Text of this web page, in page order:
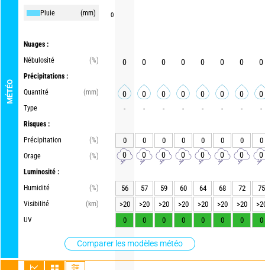
MÉTÉO
Pluie (mm)
Nuages :
Nébulosité
(%)
Précipitations :
Quantité
(mm)
Type
Risques :
Précipitation
(%)
Orage
(%)
Luminosité :
Humidité
(%)
Visibilité
(km)
UV
Comparer les modèles météo
0
0 0 0 0 0 0 0 0
0 0 0 0 0 0 0 0
- - - - - - - -
0 0 0 0 0 0 0 0
0 0 0 0 0 0 0 0
56 57 59 60 64 68 72
75
>20
>20 >20 >20 >20 >20 >20
0
0 0 0 0 0 0 0